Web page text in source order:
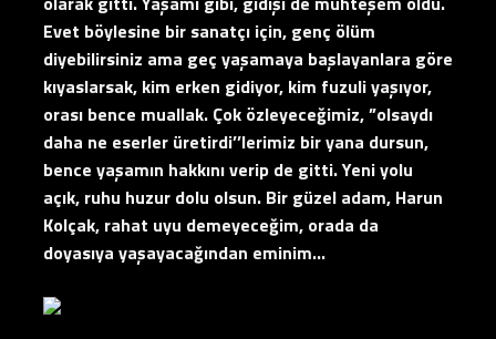
Evet böylesine bir sanatçı için, genç ölüm
diyebilirsiniz ama geç yaşamaya başlayanlara göre
kıyaslarsak, kim erken gidiyor, kim fuzuli yaşıyor,
orası bence muallak. Çok özleyeceğimiz, ”olsaydı
daha ne eserler üretirdi’’lerimiz bir yana dursun,
bence yaşamın hakkını verip de gitti. Yeni yolu
açık, ruhu huzur dolu olsun. Bir güzel adam, Harun
Kolçak, rahat uyu demeyeceğim, orada da
doyasıya yaşayacağından eminim…